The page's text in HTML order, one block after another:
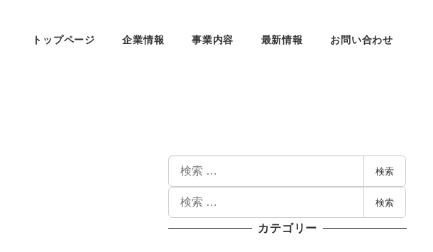
トップページ 企業情報 事業内容 最新情報 お問い合わせ
検索
検索
カテゴリー